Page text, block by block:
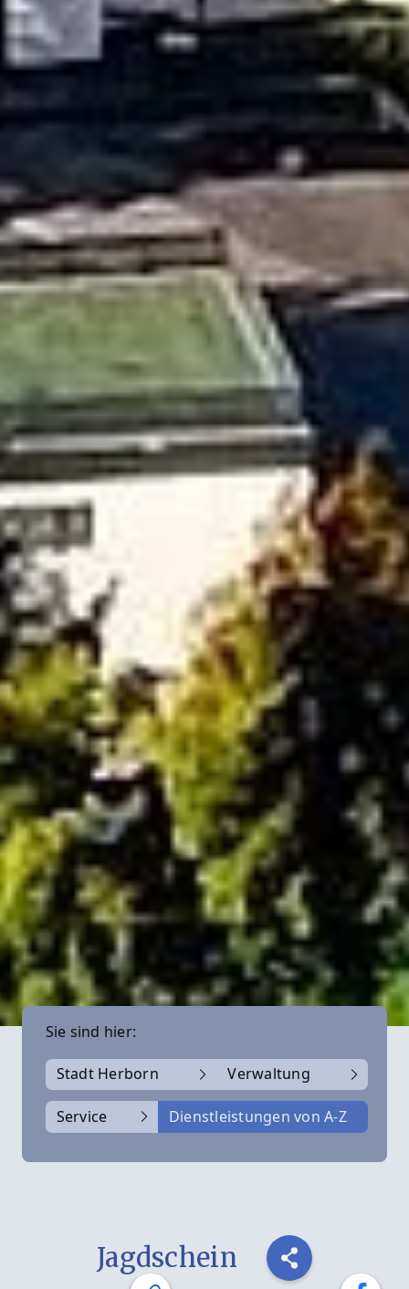
Sie sind hier:
Stadt Herborn Verwaltung
Service Dienstleistungen von A-Z
Jagdschein